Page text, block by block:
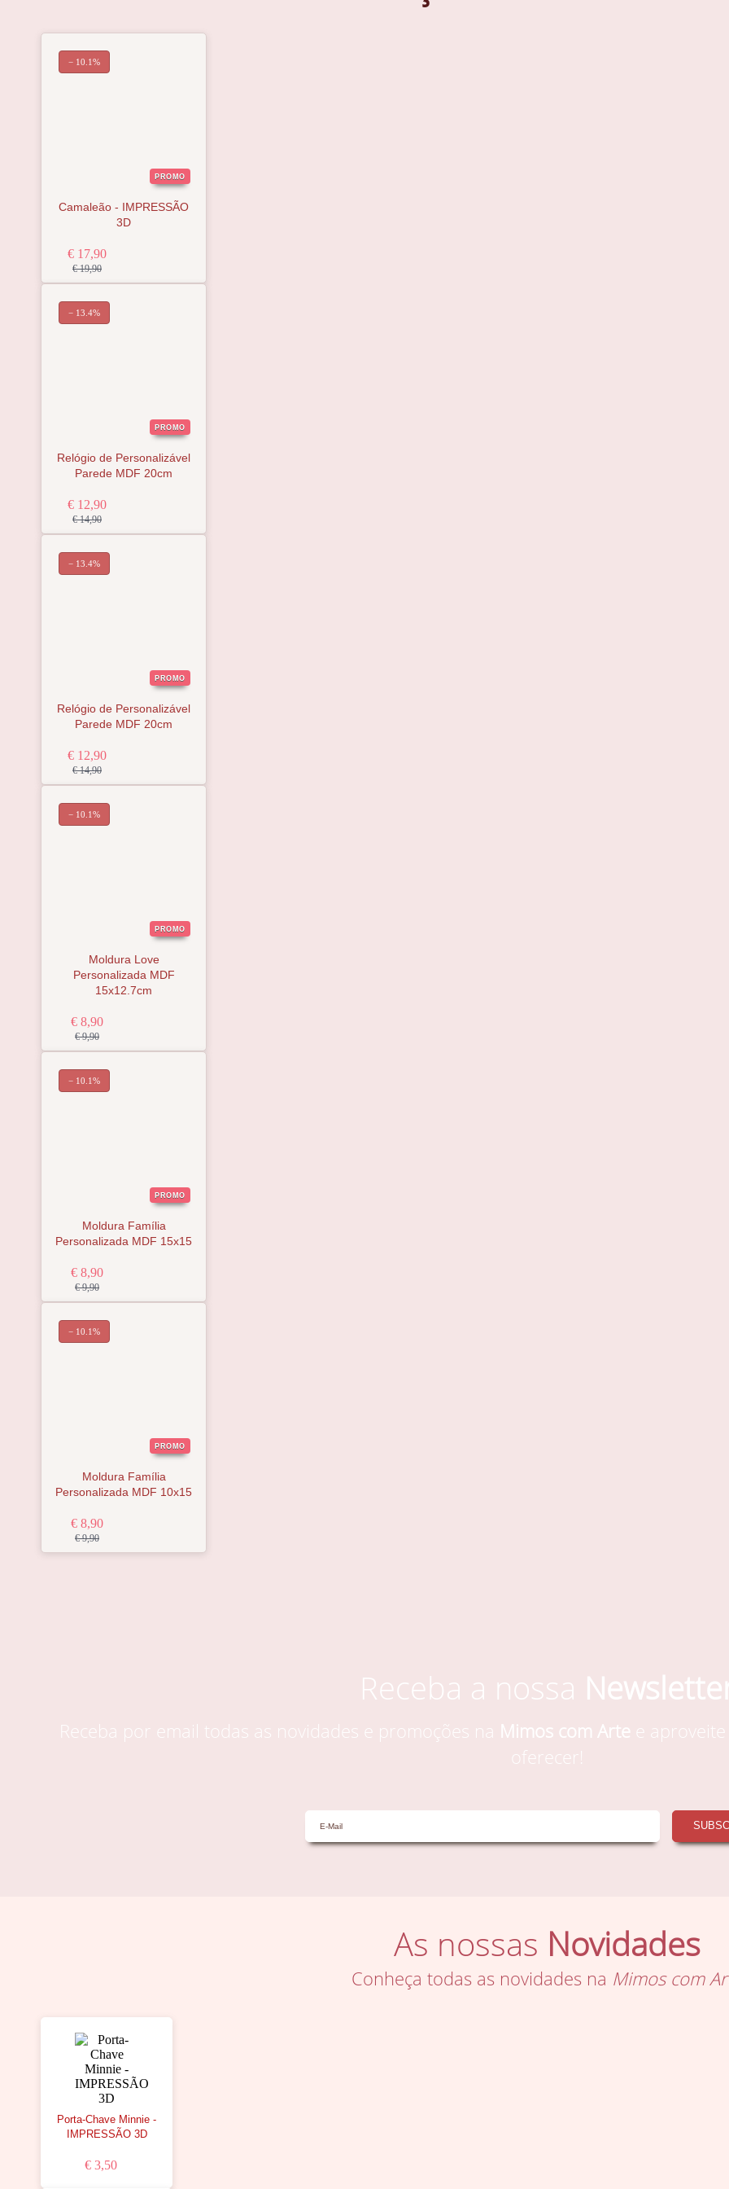
PROMO
Camaleão - IMPRESSÃO
3D
€ 17,90
€ 19,90
− 10.1%
PROMO
Relógio de Personalizável
Parede MDF 20cm
€ 12,90
€ 14,90
− 13.4%
PROMO
Relógio de Personalizável
Parede MDF 20cm
€ 12,90
€ 14,90
− 13.4%
PROMO
Moldura Love
Personalizada MDF
15x12.7cm
€ 8,90
€ 9,90
− 10.1%
PROMO
Moldura Família
Personalizada MDF 15x15
€ 8,90
€ 9,90
− 10.1%
PROMO
Moldura Família
Personalizada MDF 10x15
€ 8,90
€ 9,90
− 10.1%
Receba a nossa
Receba por email todas as novidades e promoções na Mimos com Arte e
oferecer!
As nossas Novidades
Conheça todas as novidades na Mimos com
Porta-Chave Minnie -
IMPRESSÃO 3D
€ 3,50